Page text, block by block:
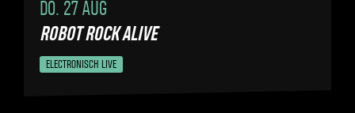
DO. 27 AUG
ROBOT ROCK ALIVE
ELECTRONISCH LIVE